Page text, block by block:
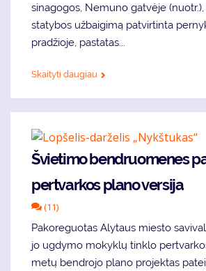
sinagogos, Ne­mu­no gat­vė­je
sta­ty­bos už­bai­gi­mą patvirtinta
pra­džio­je, pastatas...
Skaityti daugiau
Švie­ti­mo ben­druo­me­nes
per­tvar­kos plano versija
(11)
Pa­ko­re­guo­tas Aly­taus mies­to
jo ug­dy­mo mo­kyk­lų tin­klo
me­tų ben­dro­jo pla­no pro­jek­tas